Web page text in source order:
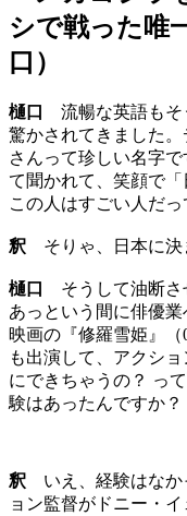
シで戦った唯
口）
樋口
流暢な英語もそ
驚かされてきました
さんって珍しい名字
て聞かれて、笑顔で「
この人はすごい人だ
釈 そりゃ、日本に決
樋口
そうして油断さ
あっという間に俳優
映画の『修羅雪姫』
も出演して、アクシ
にできちゃうの？ っ
験はあったんですか？
釈 いえ、経験はな
ョン監督がドニー・